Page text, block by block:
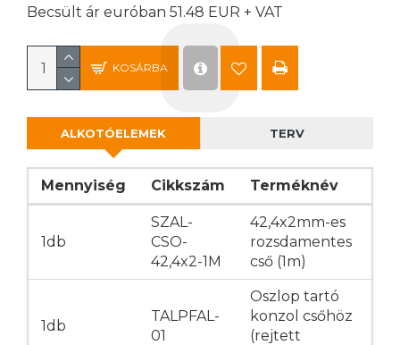
Becsült ár euróban 51.48 EUR + VAT
KOSÁRBA
ALKOTÓELEMEK TERV
Mennyiség Cikkszám Terméknév
1db
SZAL-
CSO-
42,4x2-1M
42,4x2mm-es
rozsdamentes
cső (1m)
1db
TALPFAL-
01
Oszlop tartó
konzol csőhöz
(rejtett